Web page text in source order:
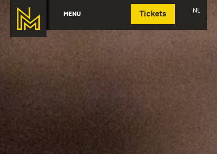
MENU Tickets NL
Deutsch